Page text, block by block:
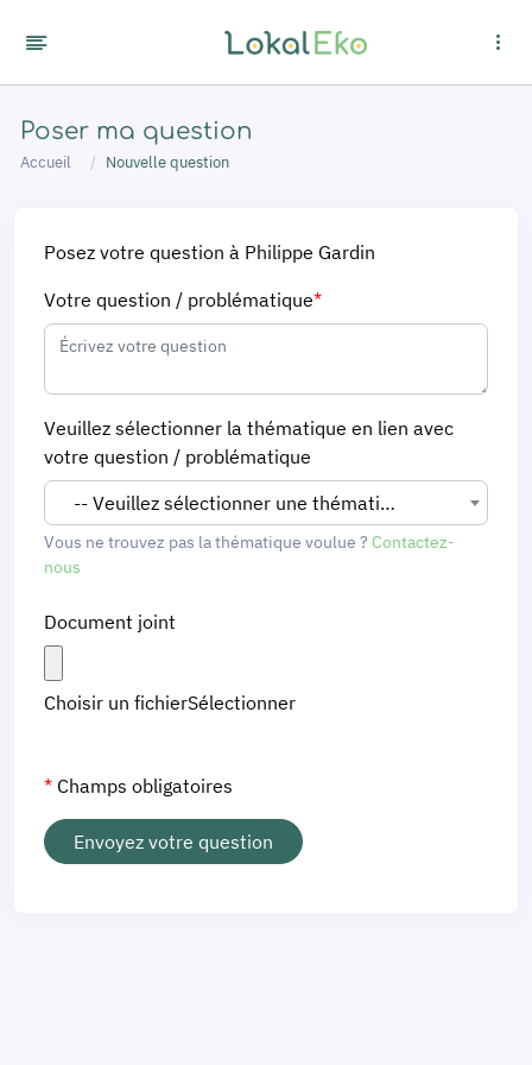
Poser ma question
Accueil Nouvelle question
Posez votre question à Philippe Gardin
Votre question / problématique*
Veuillez sélectionner la thématique en lien avec
votre question / problématique
-- Veuillez sélectionner une thématique --
Vous ne trouvez pas la thématique voulue ? Contactez-
nous
Document joint
Choisir un fichier
Champs obligatoires
Envoyez votre question